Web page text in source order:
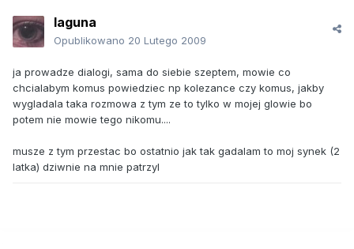
laguna
Opublikowano 20 Lutego 2009
ja prowadze dialogi, sama do siebie szeptem, mowie co
chcialabym komus powiedziec np kolezance czy komus, jakby
wygladala taka rozmowa z tym ze to tylko w mojej glowie bo
potem nie mowie tego nikomu....
musze z tym przestac bo ostatnio jak tak gadalam to moj synek (2
latka) dziwnie na mnie patrzyl